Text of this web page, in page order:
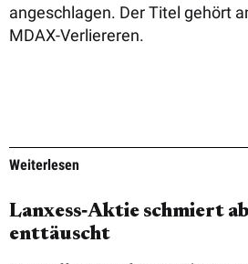
angeschlagen. Der Titel gehört
MDAX-Verliereren.
Weiterlesen
Lanxess‑Aktie schmiert
enttäuscht